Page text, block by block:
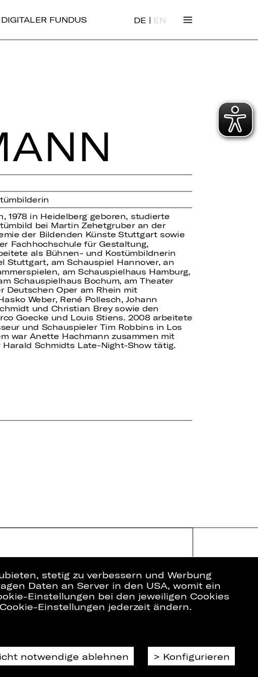
DIGITALER FUNDUS DE | EN
1978 in Heidelberg geboren, studierte
bei Martin Zehetgruber an der
der Bildenden Künste Stuttgart sowie
Fachhochschule für Gestaltung,
als Bühnen- und Kostümbildnerin
Stuttgart, am Schauspiel Hannover, an
am Schauspielhaus Hamburg,
Schauspielhaus Bochum, am Theater
Deutschen Oper am Rhein mit
Weber, René Pollesch, Johann
und Christian Brey sowie den
Goecke und Louis Stiens. 2008 arbeitete
und Schauspieler Tim Robbins in Los
war Anette Hachmann zusammen mit
Schmidts Late-Night-Show tätig.
stetig zu verbessern und Werbung
Daten an Server in den USA, womit ein
Einstellungen bei den jeweiligen Cookies
Einstellungen jederzeit ändern.
notwendige ablehnen Konfigurieren